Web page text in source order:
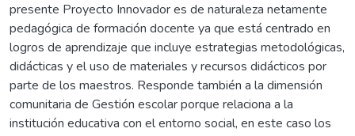
presente Proyecto Innovador es de naturaleza netamente
pedagógica de formación docente ya que está centrado en
logros de aprendizaje que incluye estrategias metodológicas,
didácticas y el uso de materiales y recursos didácticos por
parte de los maestros. Responde también a la dimensión
comunitaria de Gestión escolar porque relaciona a la
institución educativa con el entorno social, en este caso los